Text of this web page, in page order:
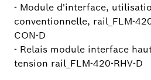
- Module d'interface,
conventionnelle, rail_FLM-
CON-D
- Relais module interface
tension rail_FLM-420-RHV-D